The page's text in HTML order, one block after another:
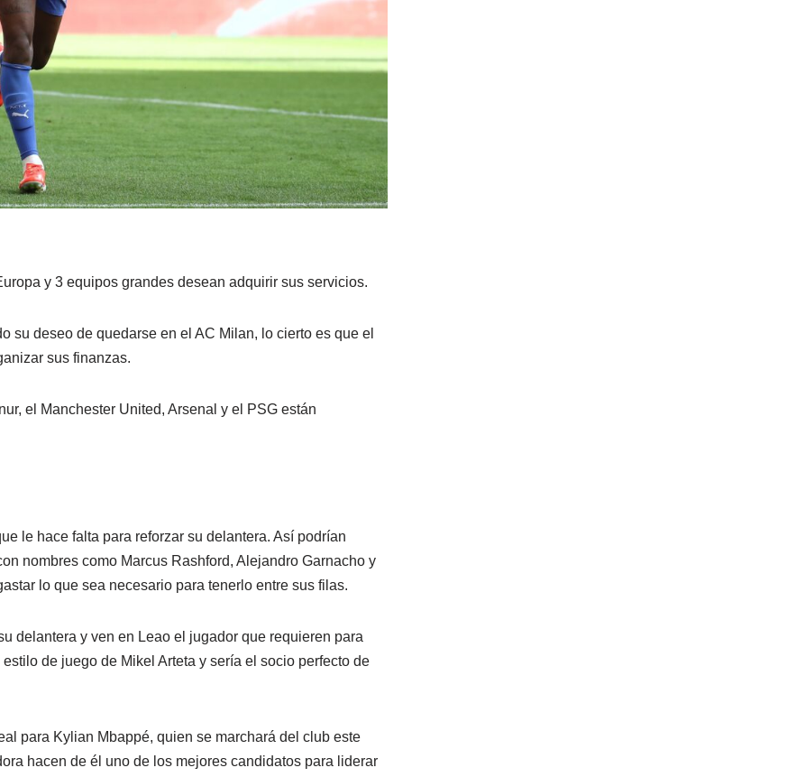
y 3 equipos grandes desean adquirir sus servicios.
su deseo de quedarse en el AC Milan, lo cierto es que el
sus finanzas.
el Manchester United, Arsenal y el PSG están
le hace falta para reforzar su delantera. Así podrían
nombres como Marcus Rashford, Alejandro Garnacho y
lo que sea necesario para tenerlo entre sus filas.
delantera y ven en Leao el jugador que requieren para
de juego de Mikel Arteta y sería el socio perfecto de
para Kylian Mbappé, quien se marchará del club este
hacen de él uno de los mejores candidatos para liderar